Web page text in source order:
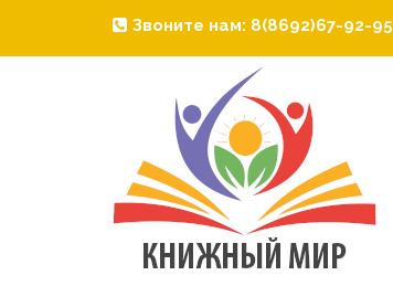
Звоните нам: 8(8692)67-92-95